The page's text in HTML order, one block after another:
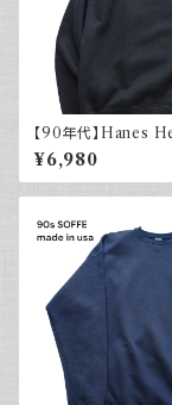
【90年代】Hanes
インズ Plain sweatshirt 無地
スウェット ブラック
スリーブ USA製 ア
¥6,980